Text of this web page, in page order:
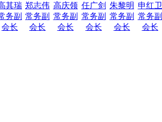
其瑞
务副
会长
郑志伟
常务副
会长
高庆领
常务副
会长
任广剑
常务副
会长
朱黎明
常务副
会长
申红卫
常务副
会长